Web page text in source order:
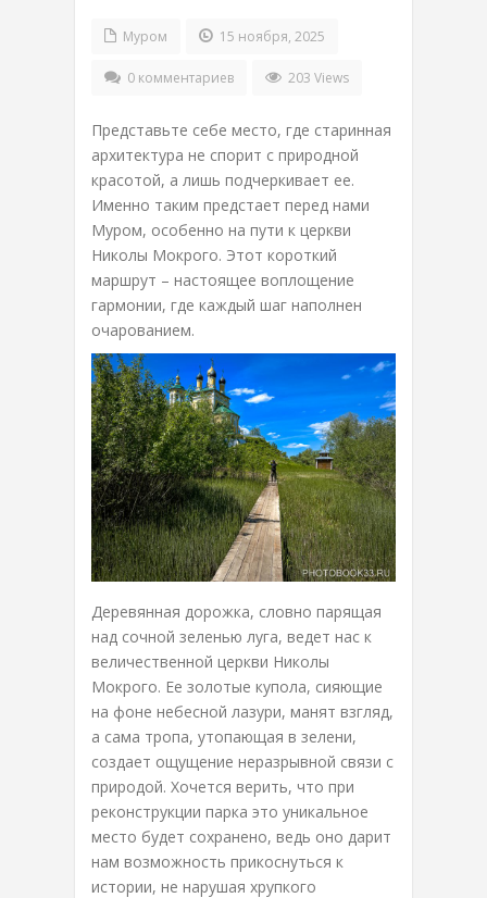
Муром 15 ноября, 2025
0 комментариев 203 Views
Представьте себе место, где старинная
архитектура не спорит с природной
красотой, а лишь подчеркивает ее.
Именно таким предстает перед нами
Муром, особенно на пути к церкви
Николы Мокрого. Этот короткий
маршрут – настоящее воплощение
гармонии, где каждый шаг наполнен
очарованием.
Деревянная дорожка, словно парящая
над сочной зеленью луга, ведет нас к
величественной церкви Николы
Мокрого. Ее золотые купола, сияющие
на фоне небесной лазури, манят взгляд,
а сама тропа, утопающая в зелени,
создает ощущение неразрывной связи с
природой. Хочется верить, что при
реконструкции парка это уникальное
место будет сохранено, ведь оно дарит
нам возможность прикоснуться к
истории, не нарушая хрупкого